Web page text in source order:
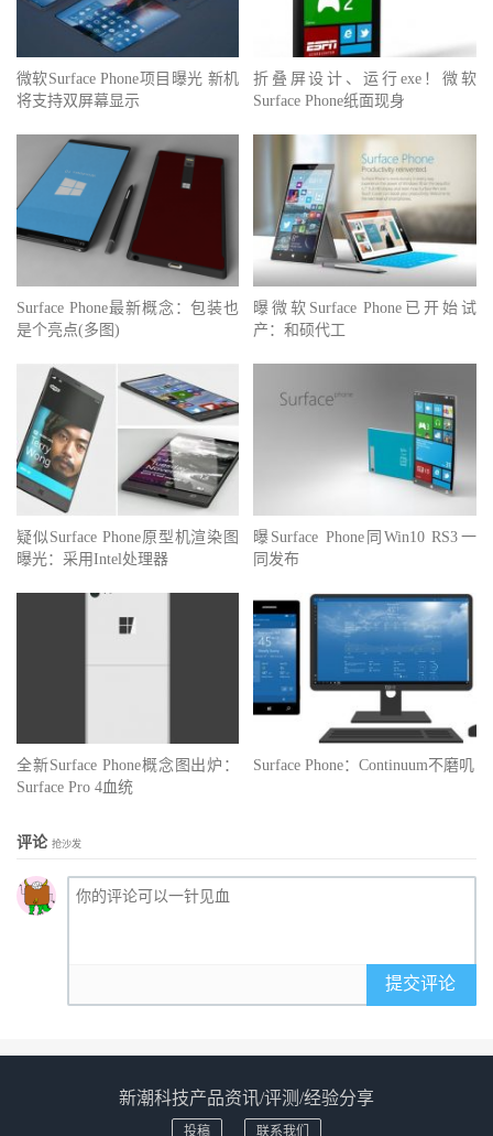
微软Surface Phone项目曝光 新机
将支持双屏幕显示
折叠屏设计、运行exe！微软
Surface Phone纸面现身
Surface Phone最新概念：包装也
是个亮点(多图)
曝微软Surface Phone已开始试
产：和硕代工
疑似Surface Phone原型机渲染图
曝光：采用Intel处理器
曝Surface Phone同Win10 RS3一
同发布
全新Surface Phone概念图出炉：
Surface Pro 4血统
Surface Phone：Continuum不磨叽
评论 抢沙发
提交评论
新潮科技产品资讯/评测/经验分享
投稿 联系我们